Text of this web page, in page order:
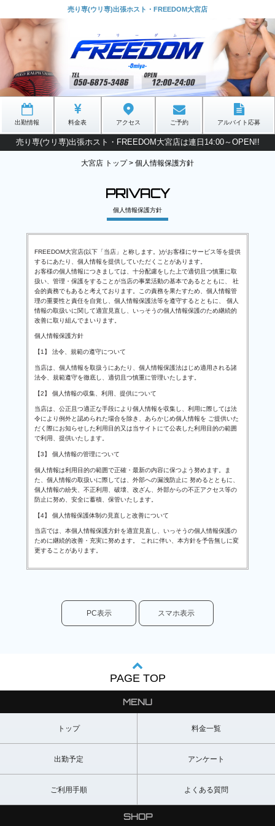
売り専(ウリ専)出張ホスト・FREEDOM大宮店
出勤情報 料金表 アクセス ご予約 アルバイト応募
売り専(ウリ専)出張ホスト・FREEDOM大宮店は連日14:00～OPEN!!
大宮店 トップ > 個人情報保護方針
PRIVACY
個人情報保護方針
FREEDOM大宮店(以下「当店」と称します。)がお客様にサービス等を提供
するにあたり、個人情報を提供していただくことがあります。
お客様の個人情報につきましては、十分配慮をした上で適切且つ慎重に取
扱い、管理・保護をすることが当店の事業活動の基本であるとともに、 社
会的責務でもあると考えております。この責務を果たすため、個人情報管
理の重要性と責任を自覚し、個人情報保護法等を遵守するとともに、 個人
情報の取扱いに関して適宜見直し、いっそうの個人情報保護のため継続的
改善に取り組んでまいります。
個人情報保護方針
【1】 法令、規範の遵守について
当店は、個人情報を取扱うにあたり、個人情報保護法はじめ適用される諸
法令、規範遵守を徹底し、適切且つ慎重に管理いたします。
【2】 個人情報の収集、利用、提供について
当店は、公正且つ適正な手段により個人情報を収集し、利用に際しては法
令により例外と認められた場合を除き、あらかじめ個人情報を ご提供いた
だく際にお知らせした利用目的又は当サイトにて公表した利用目的の範囲
で利用、提供いたします。
【3】 個人情報の管理について
個人情報は利用目的の範囲で正確・最新の内容に保つよう努めます。ま
た、個人情報の取扱いに際しては、外部への漏洩防止に 努めるとともに、
個人情報の紛失、不正利用、破壊、改ざん、外部からの不正アクセス等の
防止に努め、安全に蓄積、保管いたします。
【4】 個人情報保護体制の見直しと改善について
当店では、本個人情報保護方針を適宜見直し、いっそうの個人情報保護の
ために継続的改善・充実に努めます。 これに伴い、本方針を予告無しに変
更することがあります。
PC表示 スマホ表示
PAGE TOP
MENU
トップ 料金一覧
出勤予定 アンケート
ご利用手順 よくある質問
SHOP